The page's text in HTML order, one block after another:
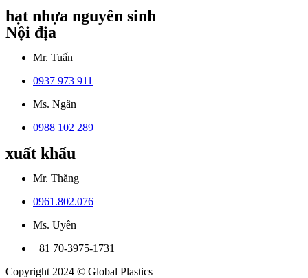
hạt nhựa nguyên sinh
Nội địa
Mr. Tuấn
0937 973 911
Ms. Ngân
0988 102 289
xuất khẩu
Mr. Thăng
0961.802.076
Ms. Uyên
+81 70-3975-1731
Copyright 2024 © Global Plastics